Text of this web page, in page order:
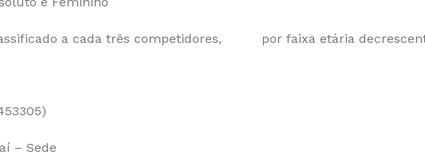
a cada três competidores, por faixa etária
– Sede